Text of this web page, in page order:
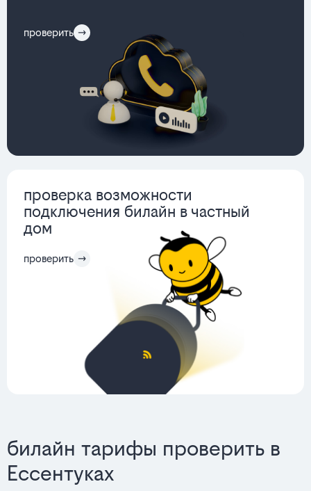
проверить
проверка возможности
подключения билайн в частный
дом
проверить
билайн тарифы проверить в
Ессентуках